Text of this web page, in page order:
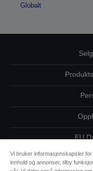
Globalt
EU
Ta kontakt med oss
Vi bruker informasjonskapsler
innhold og annonser, tilby